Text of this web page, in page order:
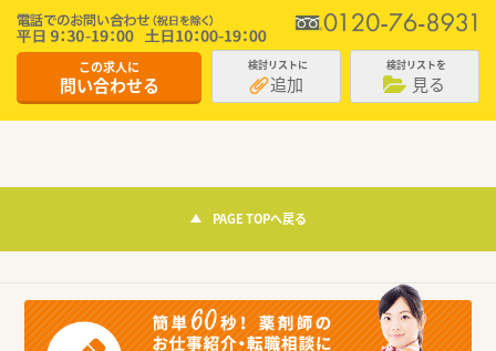
この求人に
問い合わせる
検討リストに
追加
検討リストを
見る
PAGE TOPへ戻る